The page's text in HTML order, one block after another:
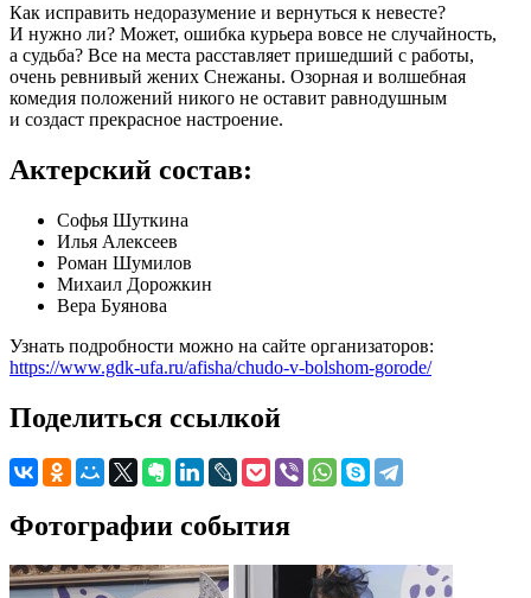
Как исправить недоразумение и вернуться к невесте?
И нужно ли? Может, ошибка курьера вовсе не случайность,
а судьба? Все на места расставляет пришедший с работы,
очень ревнивый жених Снежаны. Озорная и волшебная
комедия положений никого не оставит равнодушным
и создаст прекрасное настроение.
Актерский состав:
Софья Шуткина
Илья Алексеев
Роман Шумилов
Михаил Дорожкин
Вера Буянова
Узнать подробности можно на сайте организаторов:
https://www.gdk-ufa.ru/afisha/chudo-v-bolshom-gorode/
Поделиться ссылкой
Фотографии события